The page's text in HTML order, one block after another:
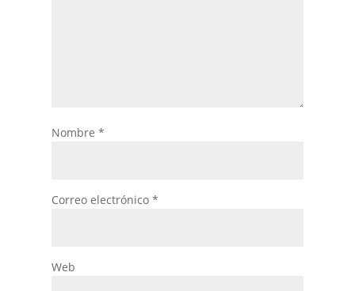
Nombre *
Correo electrónico *
Web